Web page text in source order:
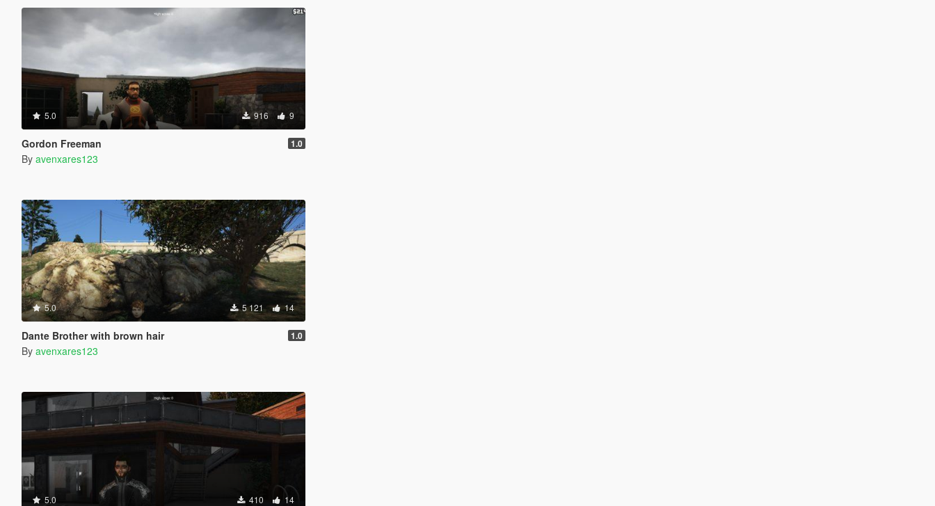
5.0 916 9
Gordon Freeman 1.0
By avenxares123
5.0 5 121 14
Dante Brother with brown hair 1.0
By avenxares123
5.0 410 14